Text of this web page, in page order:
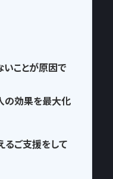
いことが原因で
の効果を最大化
るご支援をして